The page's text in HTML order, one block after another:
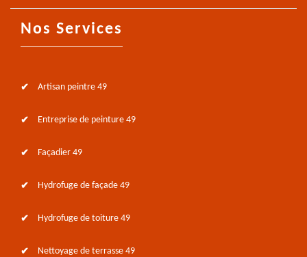
Nos Services
Artisan peintre 49
Entreprise de peinture 49
Façadier 49
Hydrofuge de façade 49
Hydrofuge de toiture 49
Nettoyage de terrasse 49